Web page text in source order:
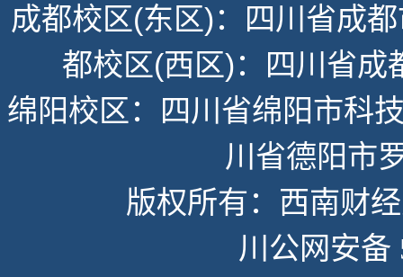
成都校区(东区)：四川省成
都校区(西区)：四川省成
绵阳校区：四川省绵阳市科
川省德阳市
版权所有：西南财
川公网安备